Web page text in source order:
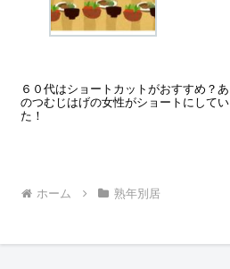
６０代はショートカットがおすすめ？あ
のつむじはげの女性がショートにしてい
た！
ホーム 熟年別居